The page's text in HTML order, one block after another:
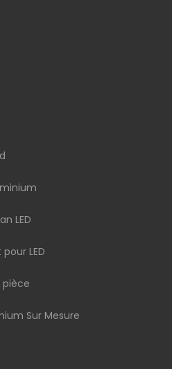
LED
LED
pièce
Sur Mesure